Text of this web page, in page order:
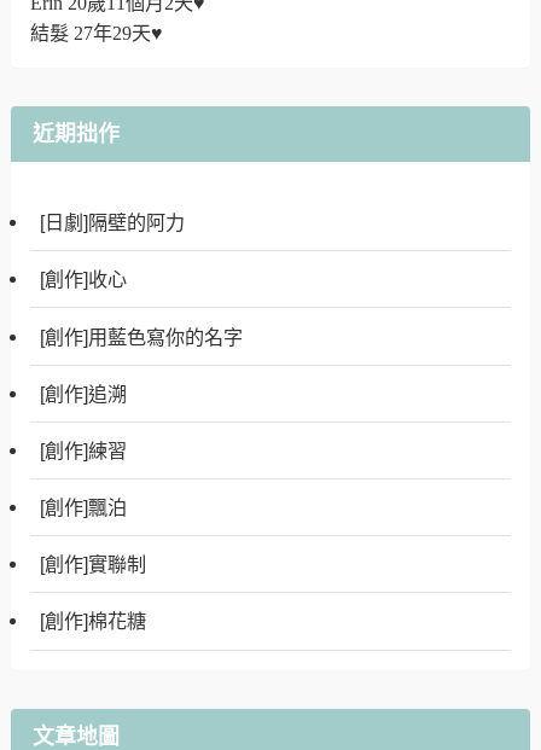
結髮 27年29天♥
近期拙作
[日劇]隔壁的阿力
[創作]收心
[創作]用藍色寫你的名字
[創作]追溯
[創作]練習
[創作]飄泊
[創作]實聯制
[創作]棉花糖
文章地圖